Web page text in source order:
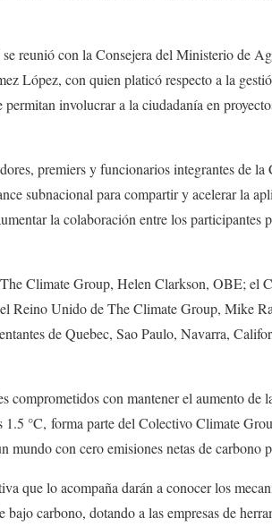
reunió con la Consejera del Ministerio de
López, con quien platicó respecto a la
involucrar a la ciudadanía en
premiers y funcionarios integrantes de la
subnacional para compartir y acelerar la
la colaboración entre los participantes
Climate Group, Helen Clarkson, OBE; el
Reino Unido de The Climate Group, Mike
de Quebec, Sao Paulo, Navarra,
con mantener el aumento de
°C, forma parte del Colectivo Climate
con cero emisiones netas de carbono
que lo acompaña darán a conocer los
carbono, dotando a las empresas de